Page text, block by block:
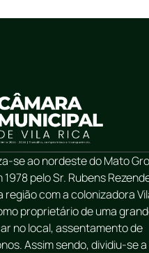
se ao nordeste do Mato
pelo Sr. Rubens
região com a colonizadora
proprietário de uma
no local, assentamento de
Assim sendo, dividiu-se